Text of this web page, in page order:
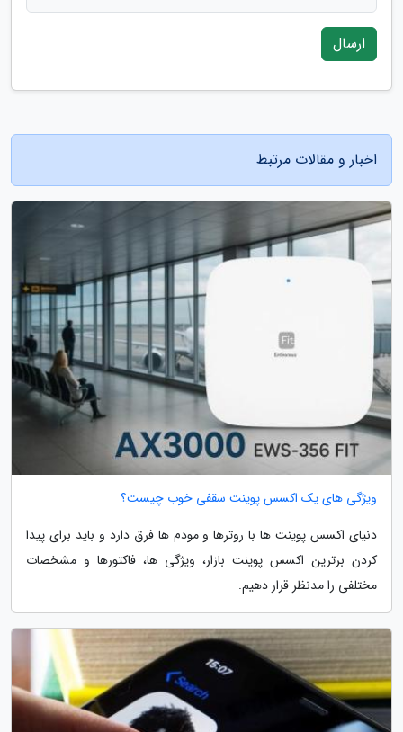
ارسال
اخبار و مقالات مرتبط
ویژگی های یک اکسس پوینت سقفی خوب چیست؟
دنیای اکسس پوینت ها با روترها و مودم ها فرق دارد و باید برای پیدا
کردن برترین اکسس پوینت بازار، ویژگی ها، فاکتورها و مشخصات
مختلفی را مدنظر قرار دهیم.